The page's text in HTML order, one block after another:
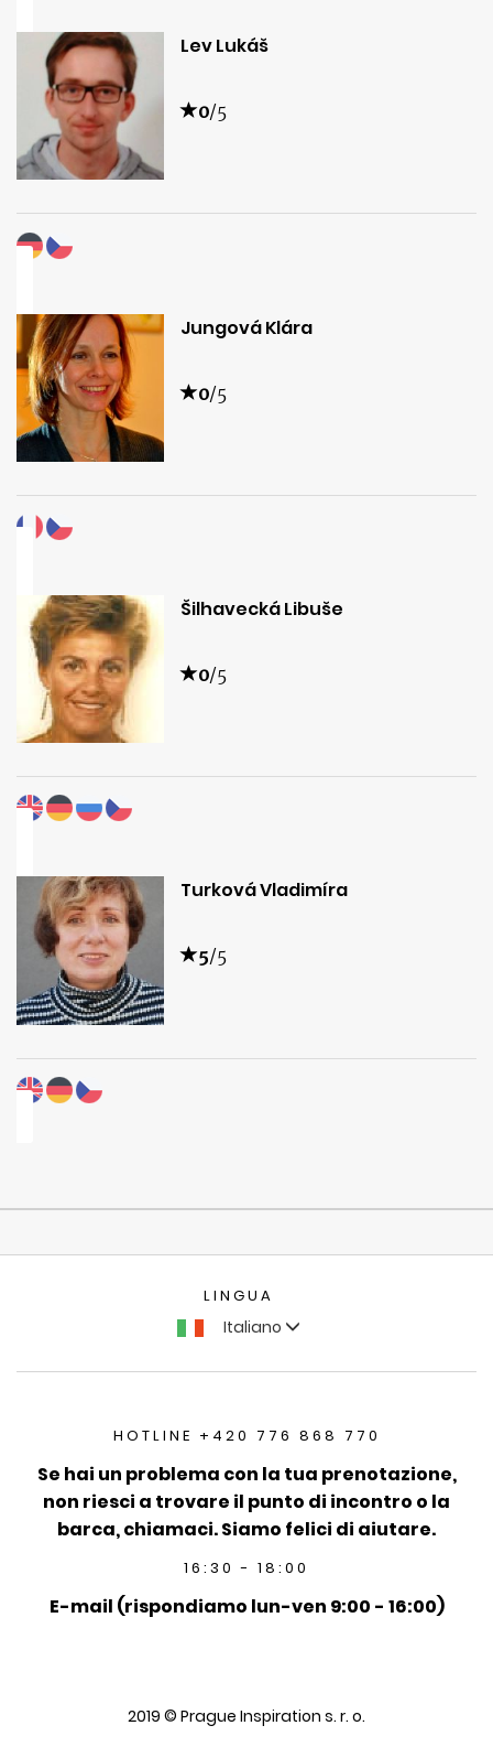
Lev Lukáš
0/5
Jungová Klára
0/5
Šilhavecká Libuše
0/5
Turková Vladimíra
5/5
LINGUA
Italiano
HOTLINE +420 776 868 770
Se hai un problema con la tua prenotazione,
non riesci a trovare il punto di incontro o la
barca, chiamaci. Siamo felici di aiutare.
16:30 - 18:00
E-mail (rispondiamo lun-ven 9:00 - 16:00)
2019 © Prague Inspiration s. r. o.